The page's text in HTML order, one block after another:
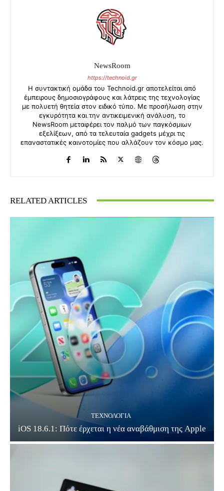
NewsRoom
https://technoid.gr
Η συντακτική ομάδα του Technoid.gr αποτελείται από
έμπειρους δημοσιογράφους και λάτρεις της τεχνολογίας
με πολυετή θητεία στον ειδικό τύπο. Με προσήλωση στην
εγκυρότητα και την αντικειμενική ανάλυση, το
NewsRoom μεταφέρει τον παλμό των παγκόσμιων
εξελίξεων, από τα τελευταία gadgets μέχρι τις
επαναστατικές καινοτομίες που αλλάζουν τον κόσμο μας.
RELATED ARTICLES
ΤΕΧΝΟΛΟΓΊΑ
iOS 18.6.1: Πότε έρχεται η νέα αναβάθμιση της Apple